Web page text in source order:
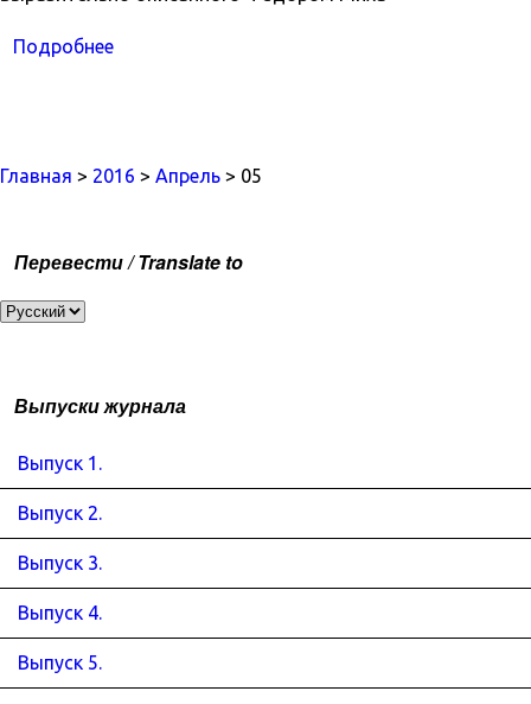
Подробнее
Главная > 2016 > Апрель > 05
Перевести / Translate to
Выпуски журнала
Выпуск 1.
Выпуск 2.
Выпуск 3.
Выпуск 4.
Выпуск 5.